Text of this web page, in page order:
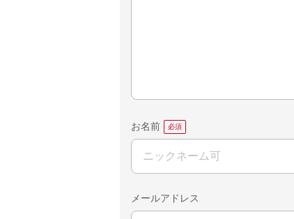
お名前
メールアドレス